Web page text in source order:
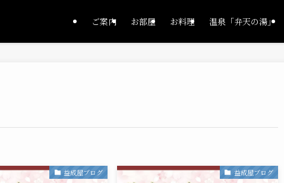
ご案内 お部屋 お料理 温泉「弁天の湯」
益成屋ブログ 益成屋ブログ